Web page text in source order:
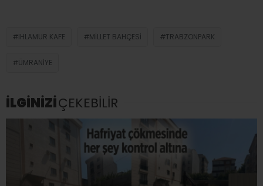
IHLAMUR KAFE MILLET BAHÇESI TRABZONPARK
ÜMRANIYE
İLGİNİZİÇEKEBİLİR